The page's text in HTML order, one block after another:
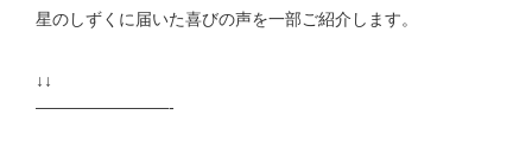
星のしずくに届いた喜びの声を一部ご紹介します。
↓↓
————————-